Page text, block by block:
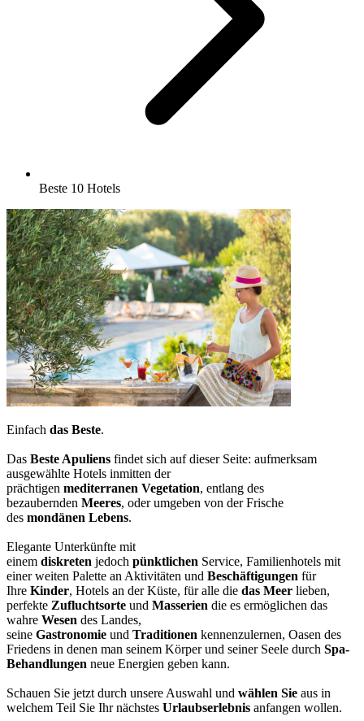
Beste 10 Hotels
Einfach das Beste.
Das Beste Apuliens findet sich auf dieser Seite: aufmerksam
ausgewählte Hotels inmitten der
prächtigen mediterranen Vegetation, entlang des
bezaubernden Meeres, oder umgeben von der Frische
des mondänen Lebens.
Elegante Unterkünfte mit
einem diskreten jedoch pünktlichen Service, Familienhotels mit
einer weiten Palette an Aktivitäten und Beschäftigungen für
Ihre Kinder, Hotels an der Küste, für alle die das Meer lieben,
perfekte Zufluchtsorte und Masserien die es ermöglichen das
wahre Wesen des Landes,
seine Gastronomie und Traditionen kennenzulernen, Oasen des
Friedens in denen man seinem Körper und seiner Seele durch Spa-
Behandlungen neue Energien geben kann.
Schauen Sie jetzt durch unsere Auswahl und wählen Sie aus in
welchem Teil Sie Ihr nächstes Urlaubserlebnis anfangen wollen.